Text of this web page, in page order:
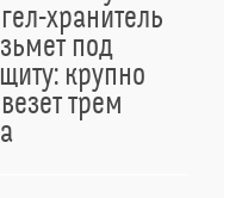
хранитель
под
крупно
трем